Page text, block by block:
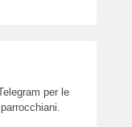
per le